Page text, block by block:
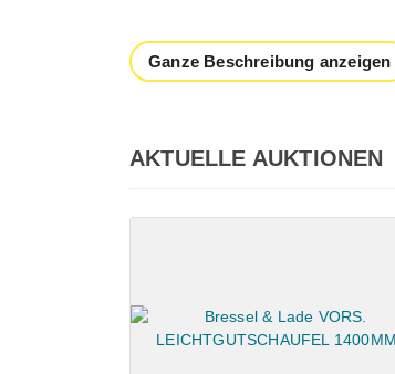
Ganze Beschreibung anzeigen
AKTUELLE AUKTIONEN